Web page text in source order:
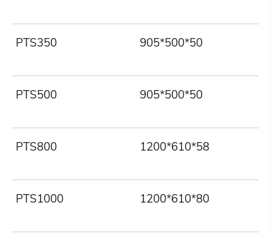
PTS350 905*500*50
PTS500 905*500*50
PTS800 1200*610*58
PTS1000 1200*610*80